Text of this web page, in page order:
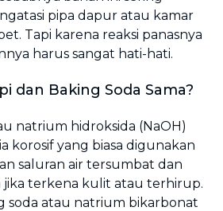
pipa dapur atau kamar
Tapi karena reaksi panasnya
harus sangat hati-hati.
dan Baking Soda Sama?
natrium hidroksida (NaOH)
korosif yang biasa digunakan
saluran air tersumbat dan
jika terkena kulit atau terhirup.
soda atau natrium bikarbonat